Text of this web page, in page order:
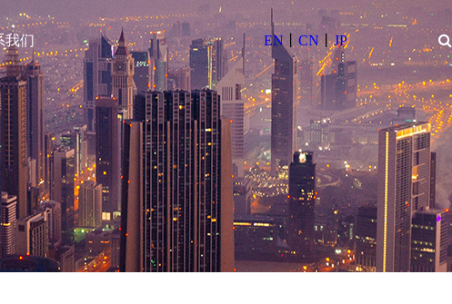
我们 EN丨 CN丨JP